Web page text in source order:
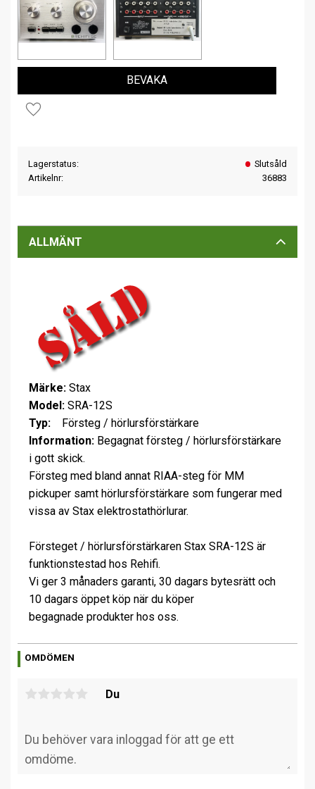
Lägg till i favoriter
BEVAKA
Lagerstatus
Slutsåld
Artikelnr
36883
ALLMÄNT
Märke: Stax
Model: SRA-12S
Typ:
Försteg / hörlursförstärkare
Information: Begagnat försteg / hörlursförstärkare
i gott skick.
Försteg med bland annat RIAA-steg för MM
pickuper samt hörlursförstärkare som fungerar med
vissa av Stax elektrostathörlurar.
Försteget / hörlursförstärkaren Stax SRA-12S är
funktionstestad hos Rehifi.
Vi ger 3 månaders garanti, 30 dagars bytesrätt och
10 dagars öppet köp när du köper
begagnade produkter hos oss.
OMDÖMEN
Du